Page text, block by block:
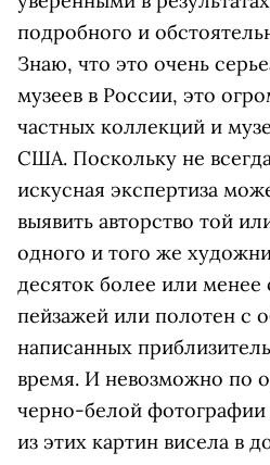
подробного и
Знаю, что это очень
музеев в России, это
частных коллекций и
США. Поскольку не
искусная экспертиза
выявить авторство той
одного и того же
десяток более или менее
пейзажей или полотен с
написанных
время. И невозможно по
черно-белой фотографии
из этих картин висела в